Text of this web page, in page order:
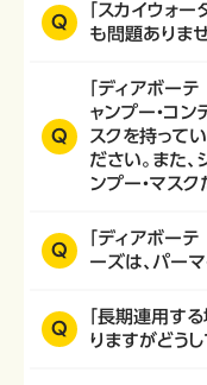
Q
「スカイウォ
も問題ありま
Q
「ディアボー
ャンプー・コン
スクを持って
ださい。また、
ンプー・マス
Q
「ディアボー
ーズは、パー
Q
「長期連用す
りますがどうし